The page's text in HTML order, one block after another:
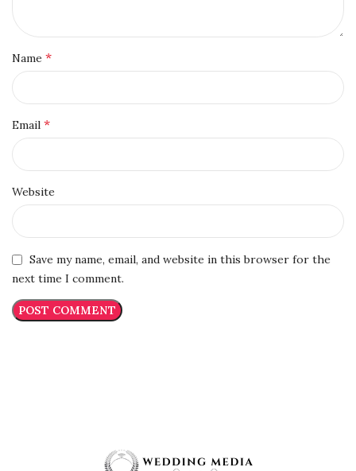
Name *
Email *
Website
Save my name, email, and website in this browser for the
next time I comment.